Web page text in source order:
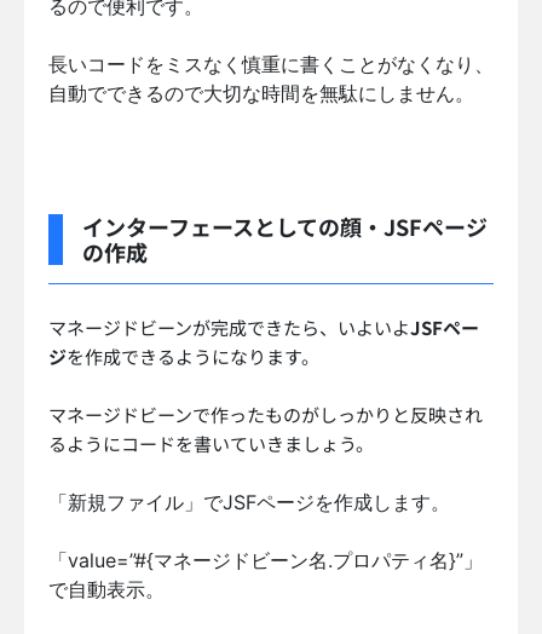
るので便利です。
長いコードをミスなく慎重に書くことがなくなり、
自動でできるので大切な時間を無駄にしません。
インターフェースとしての顔・JSFページ
の作成
マネージドビーンが完成できたら、いよいよJSFペー
ジを作成できるようになります。
マネージドビーンで作ったものがしっかりと反映され
るようにコードを書いていきましょう。
「新規ファイル」でJSFページを作成します。
「value=”#{マネージドビーン名.プロパティ名}”」
で自動表示。